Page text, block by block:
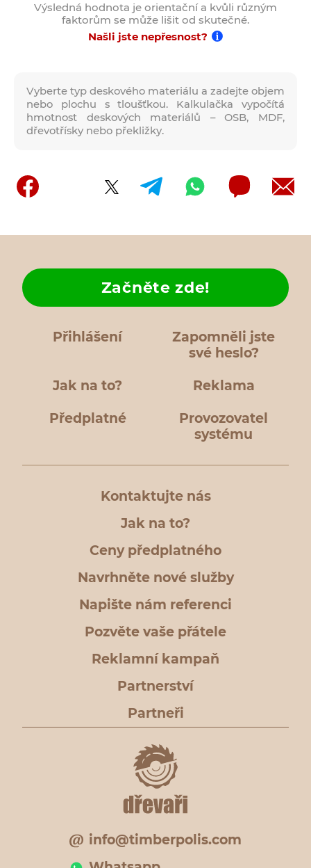
Vyberte typ deskového materiálu a zadejte objem
nebo plochu s tloušťkou. Kalkulačka vypočítá
hmotnost deskových materiálů – OSB, MDF,
dřevotřísky nebo překližky.
Výsledná hodnota je orientační a kvůli různým
faktorům se může lišit od skutečné.
Našli jste nepřesnost?
Přihlášení
Zapomněli jste
své heslo?
Jak na to?
Začněte zde!
Reklama
Předplatné
Provozovatel
systému
Kontaktujte nás
Jak na to?
Ceny předplatného
Navrhněte nové služby
Napište nám referenci
Pozvěte vaše přátele
Reklamní kampaň
Partnerství
Partneři
info@timberpolis.com